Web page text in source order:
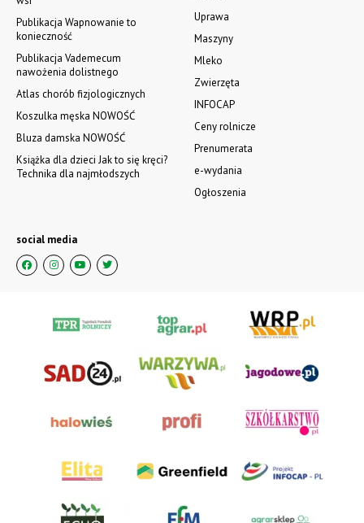
Uprawa
Maszyny
Mleko
Zwierzęta
INFOCAP
Ceny rolnicze
Prenumerata
e-wydania
Ogłoszenia
Publikacja Wapnowanie to
konieczność
Publikacja Vademecum
nawożenia dolistnego
Atlas chorób fizjologicznych
Koszulka męska NOWOŚĆ
Bluza damska NOWOŚĆ
Książka dla dzieci Jak to się kręci?
Technika dla najmłodszych
social media